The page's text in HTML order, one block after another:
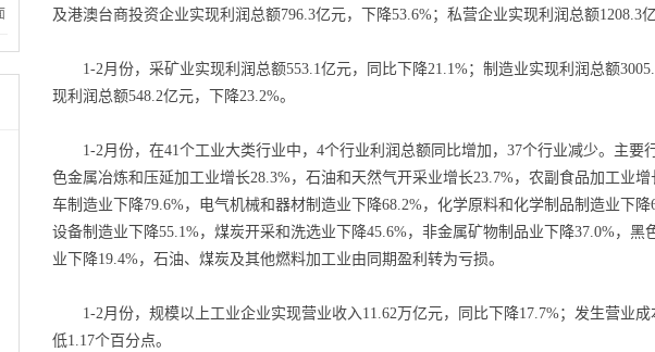
及港澳台商投资企业实现利润总额796.3亿元，下降53.6%；私营企业实现利润总额1208.3亿
1-2月份，采矿业实现利润总额553.1亿元，同比下降21.1%；制造业实现利润总额
现利润总额548.2亿元，下降23.2%。
1-2月份，在41个工业大类行业中，4个行业利润总额同比增加，37个行业减少。主要
色金属冶炼和压延加工业增长28.3%，石油和天然气开采业增长23.7%，农副食品加工业
车制造业下降79.6%，电气机械和器材制造业下降68.2%，化学原料和化学制品制造业下
设备制造业下降55.1%，煤炭开采和洗选业下降45.6%，非金属矿物制品业下降37.0%，
业下降19.4%，石油、煤炭及其他燃料加工业由同期盈利转为亏损。
1-2月份，规模以上工业企业实现营业收入11.62万亿元，同比下降17.7%；发生营业成
低1.17个百分点。